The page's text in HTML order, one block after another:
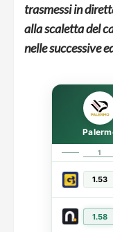
trasmessi in
alla scaletta del
nelle successive
1
1.53
1.58